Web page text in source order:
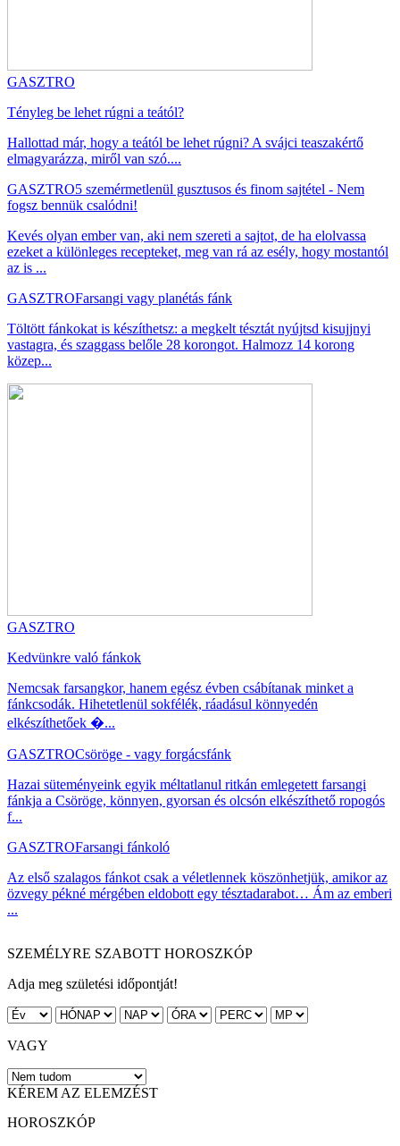
GASZTRO
Tényleg be lehet rúgni a teától?
Hallottad már, hogy a teától be lehet rúgni? A svájci teaszakértő
elmagyarázza, miről van szó....
GASZTRO5 szemérmetlenül gusztusos és finom sajtétel - Nem
fogsz bennük csalódni!
Kevés olyan ember van, aki nem szereti a sajtot, de ha elolvassa
ezeket a különleges recepteket, meg van rá az esély, hogy mostantól
az is ...
GASZTROFarsangi vagy planétás fánk
Töltött fánkokat is készíthetsz: a megkelt tésztát nyújtsd kisujjnyi
vastagra, és szaggass belőle 28 korongot. Halmozz 14 korong
közep...
GASZTRO
Kedvünkre való fánkok
Nemcsak farsangkor, hanem egész évben csábítanak minket a
fánkcsodák. Hihetetlenül sokfélék, ráadásul könnyedén
elkészíthetőek �...
GASZTROCsöröge - vagy forgácsfánk
Hazai süteményeink egyik méltatlanul ritkán emlegetett farsangi
fánkja a Csöröge, könnyen, gyorsan és olcsón elkészíthető ropogós
f...
GASZTROFarsangi fánkoló
Az első szalagos fánkot csak a véletlennek köszönhetjük, amikor az
özvegy pékné mérgében eldobott egy tésztadarabot… Ám az emberi
...
SZEMÉLYRE SZABOTT HOROSZKÓP
Adja meg születési időpontját!
VAGY
KÉREM AZ ELEMZÉST
HOROSZKÓP